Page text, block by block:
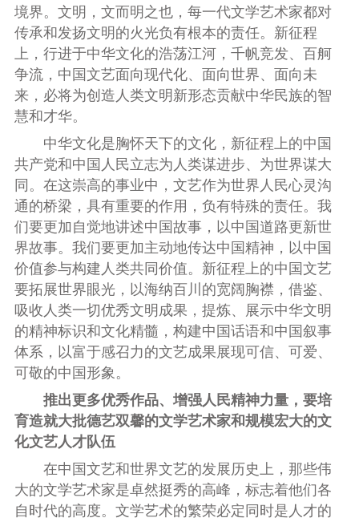
境界。文明，文而明之也，每一代文学艺术家都对
传承和发扬文明的火光负有根本的责任。新征程
上，行进于中华文化的浩荡江河，千帆竞发、百舸
争流，中国文艺面向现代化、面向世界、面向未
来，必将为创造人类文明新形态贡献中华民族的智
慧和才华。
中华文化是胸怀天下的文化，新征程上的中国
共产党和中国人民立志为人类谋进步、为世界谋大
同。在这崇高的事业中，文艺作为世界人民心灵沟
通的桥梁，具有重要的作用，负有特殊的责任。我
们要更加自觉地讲述中国故事，以中国道路更新世
界故事。我们要更加主动地传达中国精神，以中国
价值参与构建人类共同价值。新征程上的中国文艺
要拓展世界眼光，以海纳百川的宽阔胸襟，借鉴、
吸收人类一切优秀文明成果，提炼、展示中华文明
的精神标识和文化精髓，构建中国话语和中国叙事
体系，以富于感召力的文艺成果展现可信、可爱、
可敬的中国形象。
推出更多优秀作品、增强人民精神力量，要培
育造就大批德艺双馨的文学艺术家和规模宏大的文
化文艺人才队伍
在中国文艺和世界文艺的发展历史上，那些伟
大的文学艺术家是卓然挺秀的高峰，标志着他们各
自时代的高度。文学艺术的繁荣必定同时是人才的